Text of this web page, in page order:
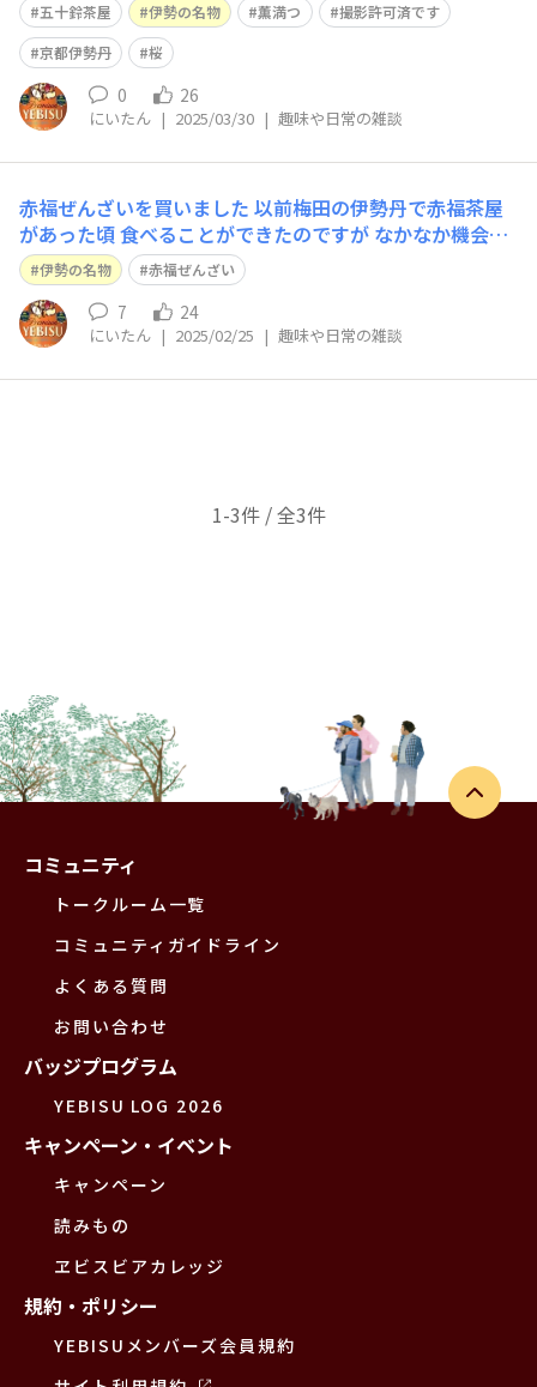
五十鈴茶屋 伊勢の名物 薫満つ
撮影許可済です
京都伊勢丹
桜
0 26
にいたん | 2025/03/30 | 趣味や日常の雑談
赤福ぜんざいを買いました 以前梅田の伊勢丹で赤福茶屋
があった頃 食べることができたのですが なかなか機会が
ない中一度買ってみることに しました おいしいと思っ
てます😋
伊勢の名物 赤福ぜんざい
7 24
にいたん | 2025/02/25 | 趣味や日常の雑談
1-3件 / 全3件
コミュニティ
トークルーム一覧
コミュニティガイドライン
よくある質問
お問い合わせ
バッジプログラム
YEBISU LOG 2026
キャンペーン・イベント
キャンペーン
読みもの
ヱビスビアカレッジ
規約・ポリシー
YEBISUメンバーズ会員規約